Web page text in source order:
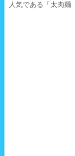
人気である「太肉麺